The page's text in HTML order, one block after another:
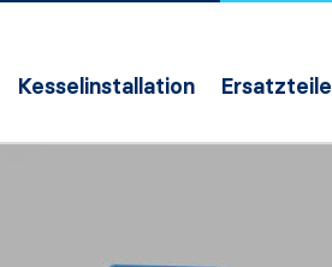
Kesselinstallation Ersatzteile